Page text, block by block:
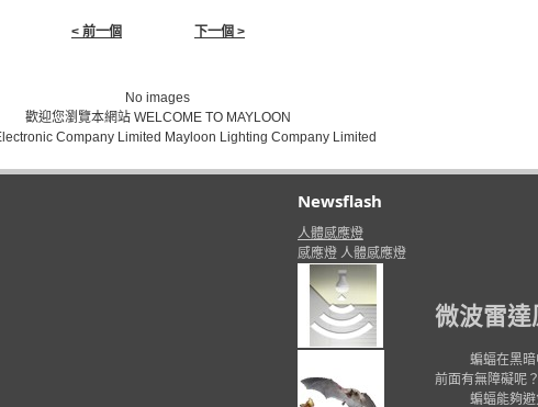
< 前一個 下一個 >
No images
歡迎您瀏覽本網站 WELCOME TO MAYLOON
Company Limited Mayloon Lighting Company Limited
Newsflash
人體感應燈
感應燈 人體感應燈
微波雷達
蝙蝠在黑
前面有無障礙呢？
蝙蝠能夠